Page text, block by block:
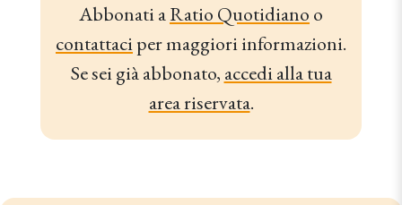
Abbonati aRatio Quotidiano o
contattaciper maggiori informazioni.
Se sei già abbonato, accedi alla tua
area riservata.